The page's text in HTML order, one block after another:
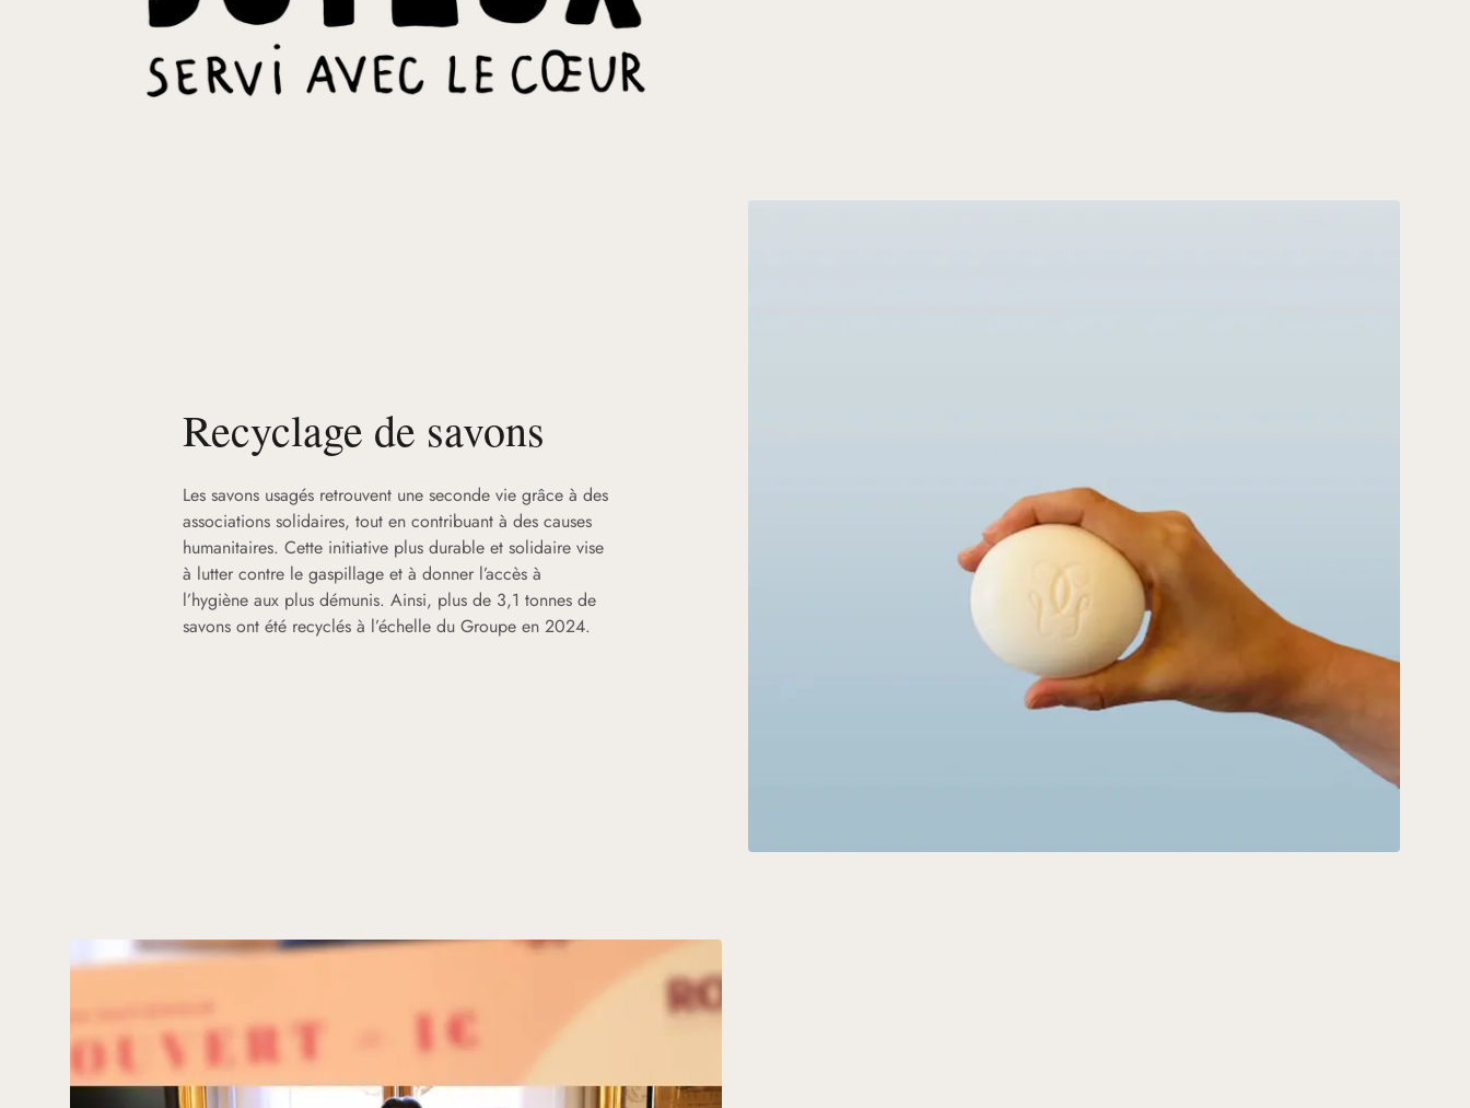
Recyclage de savons
Les savons usagés retrouvent une seconde vie grâce à des
associations solidaires, tout en contribuant à des causes
humanitaires. Cette initiative plus durable et solidaire vise
à lutter contre le gaspillage et à donner l’accès à
l’hygiène aux plus démunis. Ainsi, plus de 3,1 tonnes de
savons ont été recyclés à l’échelle du Groupe en 2024.